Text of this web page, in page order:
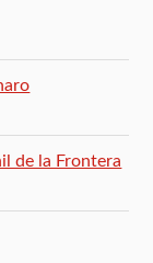
de la Frontera